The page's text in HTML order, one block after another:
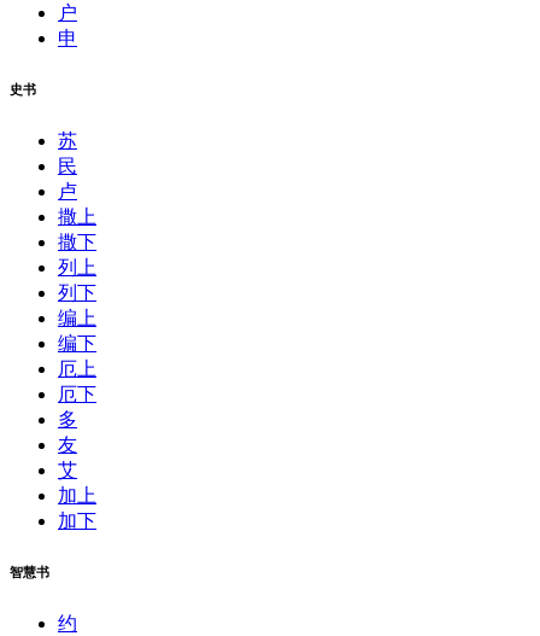
户
申
史书
苏
民
卢
撒上
撒下
列上
列下
编上
编下
厄上
厄下
多
友
艾
加上
加下
智慧书
约